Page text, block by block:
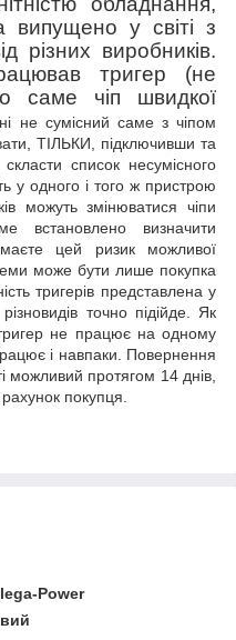
випущено у світі з
різних виробників.
тригер (не
саме чіп швидкої
не сумісний саме з чіпом
ТІЛЬКИ, підключивши та
список несумісного
у одного і того ж пристрою
можуть змінюватися чіпи
встановлено визначити
цей ризик можливої
може бути лише покупка
тригерів представлена у
точно підійде. Як
не працює на одному
і навпаки. Повернення
можливий протягом 14 днів,
покупця.
Power